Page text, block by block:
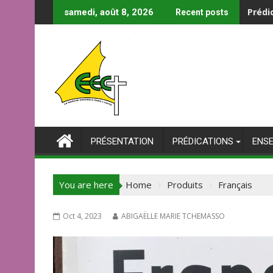
to
samedi, août 8, 2026 Recent posts La
PRÉSENTATION PRÉDICATIONS
You are here Home Produits Français
Oct 4, 2023 ABIGAËLLE MARIE TCHEMASSO